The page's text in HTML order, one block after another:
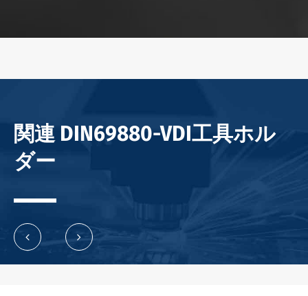
関連 DIN69880-VDI工具ホル
ダー